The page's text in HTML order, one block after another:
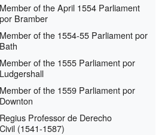
Member of the April 1554 Parliament
por Bramber
Member of the 1554-55 Parliament por
Bath
Member of the 1555 Parliament por
Ludgershall
Member of the 1559 Parliament por
Downton
Regius Professor de Derecho
Civil (1541-1587)